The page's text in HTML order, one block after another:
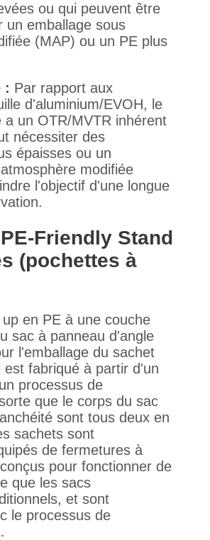
ou qui peuvent être
un emballage sous
(MAP) ou un PE plus
: Par rapport aux
d'aluminium/EVOH, le
a un OTR/MVTR inhérent
nécessiter des
épaisses ou un
modifiée
l'objectif d'une longue
Friendly Stand
(pochettes à
en PE à une couche
sac à panneau d'angle
l'emballage du sachet
fabriqué à partir d'un
processus de
que le corps du sac
sont tous deux en
sachets sont
de fermetures à
pour fonctionner de
que les sacs
et sont
le processus de